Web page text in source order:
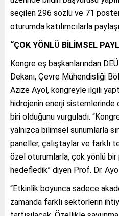
seçilen 296 sözlü ve 71
oturumda katılımcılarla
“ÇOK YÖNLÜ BİLİMSEL
Kongre eş başkanlarından
Dekanı, Çevre Mühendisliği
Azize Ayol, kongreyle ilgili
hidrojenin enerji sistemlerinde
biri olduğunu vurguladı.
yalnızca bilimsel sunumlarla
paneller, çalıştaylar ve farklı
özel oturumlarla, çok yönlü bir
hedefledik” diyen Prof. Dr.
“Etkinlik boyunca sadece
zamanda farklı sektörlerin